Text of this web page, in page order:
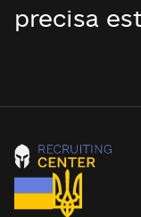
precisa